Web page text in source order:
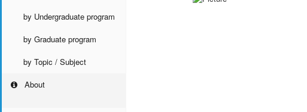
by Undergraduate program
by Graduate program
by Topic / Subject
About